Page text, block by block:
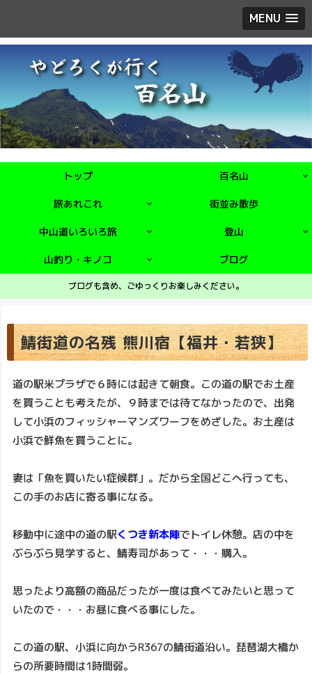
MENU
トップ 百名山
旅あれこれ 街並み散歩
中山道いろいろ旅 登山
山釣り・キノコ ブログ
ブログも含め、ごゆっくりお楽しみください。
鯖街道の名残 熊川宿【福井・若狭】
道の駅米プラザで６時には起きて朝食。この道の駅でお土産
を買うことも考えたが、９時までは待てなかったので、出発
して小浜のフィッシャーマンズワーフをめざした。お土産は
小浜で鮮魚を買うことに。
妻は「魚を買いたい症候群」。だから全国どこへ行っても、
この手のお店に寄る事になる。
移動中に途中の道の駅くつき新本陣でトイレ休憩。店の中を
ぶらぶら見学すると、鯖寿司があって・・・購入。
思ったより高額の商品だったが一度は食べてみたいと思って
いたので・・・お昼に食べる事にした。
この道の駅、小浜に向かうR367の鯖街道沿い。琵琶湖大橋か
らの所要時間は1時間弱。